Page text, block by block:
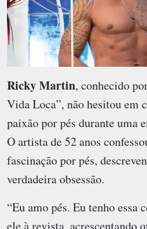
Ricky Martin, conhecido
Vida Loca”, não hesitou em
paixão por pés durante uma
O artista de 52 anos
fascinação por pés,
verdadeira obsessão.
“Eu amo pés. Eu tenho essa
ele à revista, acrescentando